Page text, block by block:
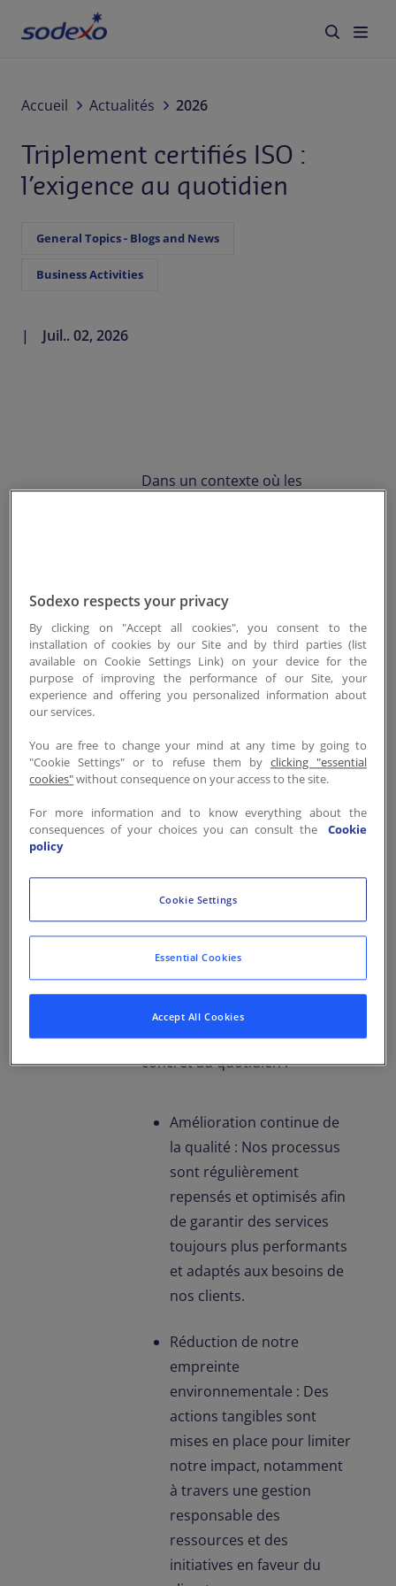
À propos de nous
Services & Marques
Secteurs
Responsabilité d'Entreprise
Actualités
Accueil Actualités 2026
Triplement certifiés ISO :
l’exigence au quotidien
General Topics - Blogs and News
Business Activities
Juil.. 02, 2026
Dans un contexte où les
aller au-delà des simples
engagements. Ces enjeux sont
au cœur de notre stratégie,
comme en témoigne notre
triple certification ISO 9001, ISO
l’obtention de la certification
ISO 14001 pour l’un de nos
Des engagements
qui se traduisent
sur le terrain
Ces reconnaissances
démontrent notre engagement
concret au quotidien :
Amélioration continue de
la qualité : Nos processus
sont régulièrement
repensés et optimisés afin
de garantir des services
toujours plus performants
et adaptés aux besoins de
nos clients.
Réduction de notre
empreinte
environnementale : Des
actions tangibles sont
mises en place pour limiter
notre impact, notamment
à travers une gestion
responsable des
ressources et des
initiatives en faveur du
Sodexo respects your privacy
By clicking on "Accept all cookies", you consent to the
installation of cookies by our Site and by third parties (list
available on Cookie Settings Link) on your device for the
purpose of improving the performance of our Site, your
experience and offering you personalized information about
our services.
You are free to change your mind at any time by going to
"Cookie Settings" or to refuse them by clicking "essential
cookies"without consequence on your access to the site.
For more information and to know everything about the
consequences of your choices you can consult the
Cookie
policy
Cookie Settings
Essential Cookies
Accept All Cookies